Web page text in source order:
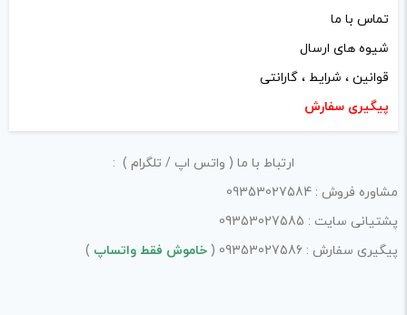
تماس با ما
شیوه های ارسال
قوانین ، شرایط ، گارانتی
پیگیری سفارش
ارتباط با ما ( واتس اپ / تلگرام ) :
مشاوره فروش : 09353027584
پشتیانی سایت : 09353027585
پیگیری سفارش : 09353027586 (
خاموش فقط واتساپ )